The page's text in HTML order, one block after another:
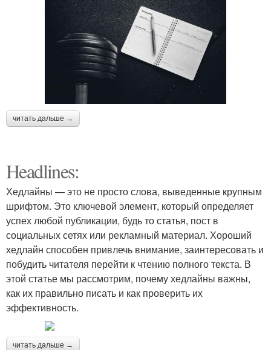
читать дальше →
Headlines:
Хедлайны — это не просто слова, выведенные крупным
шрифтом. Это ключевой элемент, который определяет
успех любой публикации, будь то статья, пост в
социальных сетях или рекламный материал. Хороший
хедлайн способен привлечь внимание, заинтересовать и
побудить читателя перейти к чтению полного текста. В
этой статье мы рассмотрим, почему хедлайны важны,
как их правильно писать и как проверить их
эффективность.
читать дальше →